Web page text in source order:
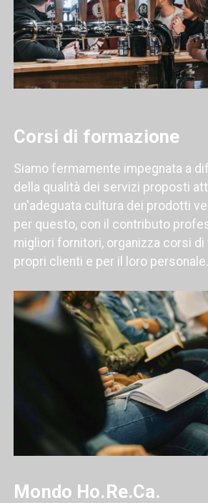
Corsi di formazione
Siamo fermamente impegnata a
della qualità dei servizi proposti
un'adeguata cultura dei prodotti
per questo, con il contributo
migliori fornitori, organizza corsi
propri clienti e per il loro personale.
Mondo Ho.Re.Ca.